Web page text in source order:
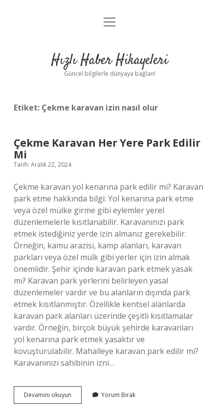
Anasayfa
Yasal Uyarı
menüyü
Hızlı Haber Hikayeleri
Güncel bilgilerle dünyaya bağlan!
Etiket: Çekme karavan izin nasıl olur
Çekme Karavan Her Yere Park Edilir
Mi
Tarih: Aralık 22, 2024
Çekme karavan yol kenarına park edilir mi? Karavan
park etme hakkında bilgi: Yol kenarına park etme
veya özel mülke girme gibi eylemler yerel
düzenlemelerle kısıtlanabilir. Karavanınızı park
etmek istediğiniz yerde izin almanız gerekebilir.
Örneğin, kamu arazisi, kamp alanları, karavan
parkları veya özel mülk gibi yerler için izin almak
önemlidir. Şehir içinde karavan park etmek yasak
mı? Karavan park yerlerini belirleyen yasal
düzenlemeler vardır ve bu alanların dışında park
etmek kısıtlanmıştır. Özellikle kentsel alanlarda
karavan park alanları üzerinde çeşitli kısıtlamalar
vardır. Örneğin, birçok büyük şehirde karavanları
yol kenarına park etmek yasaktır ve
kovuşturulabilir. Mahalleye karavan park edilir mi?
Karavanınızı sahibinin izni…
Devamını okuyun
Karavan
Yorum Bırak